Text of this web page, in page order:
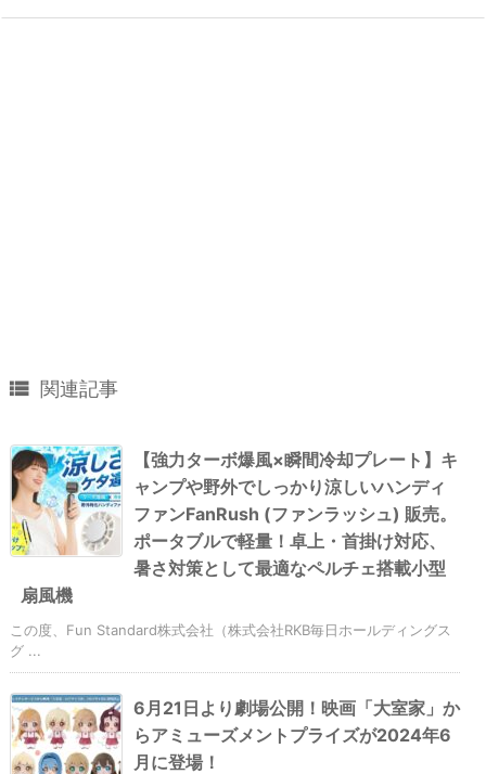
 関連記事
【強力ターボ爆風×瞬間冷却プレート】キ
ャンプや野外でしっかり涼しいハンディ
ファンFanRush (ファンラッシュ) 販売。
ポータブルで軽量！卓上・首掛け対応、
暑さ対策として最適なペルチェ搭載小型
扇風機
この度、Fun Standard株式会社（株式会社RKB毎日ホールディングス
グ ...
6月21日より劇場公開！映画「大室家」か
らアミューズメントプライズが2024年6
月に登場！